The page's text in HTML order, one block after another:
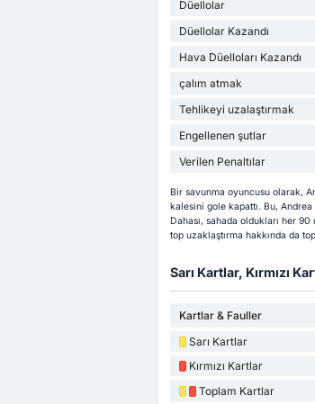
Düellolar
Düellolar Kazandı
Hava Düelloları Kazandı
çalım atmak
Tehlikeyi uzalaştırmak
Engellenen şutlar
Verilen Penaltılar
Bir savunma oyuncusu olarak,
kalesini gole kapattı. Bu,
Dahası, sahada oldukları her
top uzaklaştırma hakkında da
Sarı Kartlar, Kırmızı
Kartlar & Fauller
Sarı Kartlar
Kırmızı Kartlar
Toplam Kartlar